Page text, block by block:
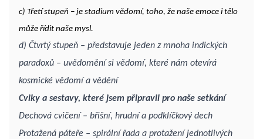
c) Třetí stupeň – je stadium vědomí, toho, že naše emoce i tělo
může řídit naše mysl.
d) Čtvrtý stupeň – představuje jeden z mnoha indických
paradoxů – uvědomění si vědomí, které nám otevírá
kosmické vědomí a vědění
Cviky a sestavy, které jsem připravil pro naše setkání
Dechová cvičení – břišní, hrudní a podklíčkový dech
Protažená páteře – spirální řada a protažení jednotlivých